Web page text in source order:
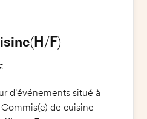
(H/F)
d'événements situé à
de cuisine